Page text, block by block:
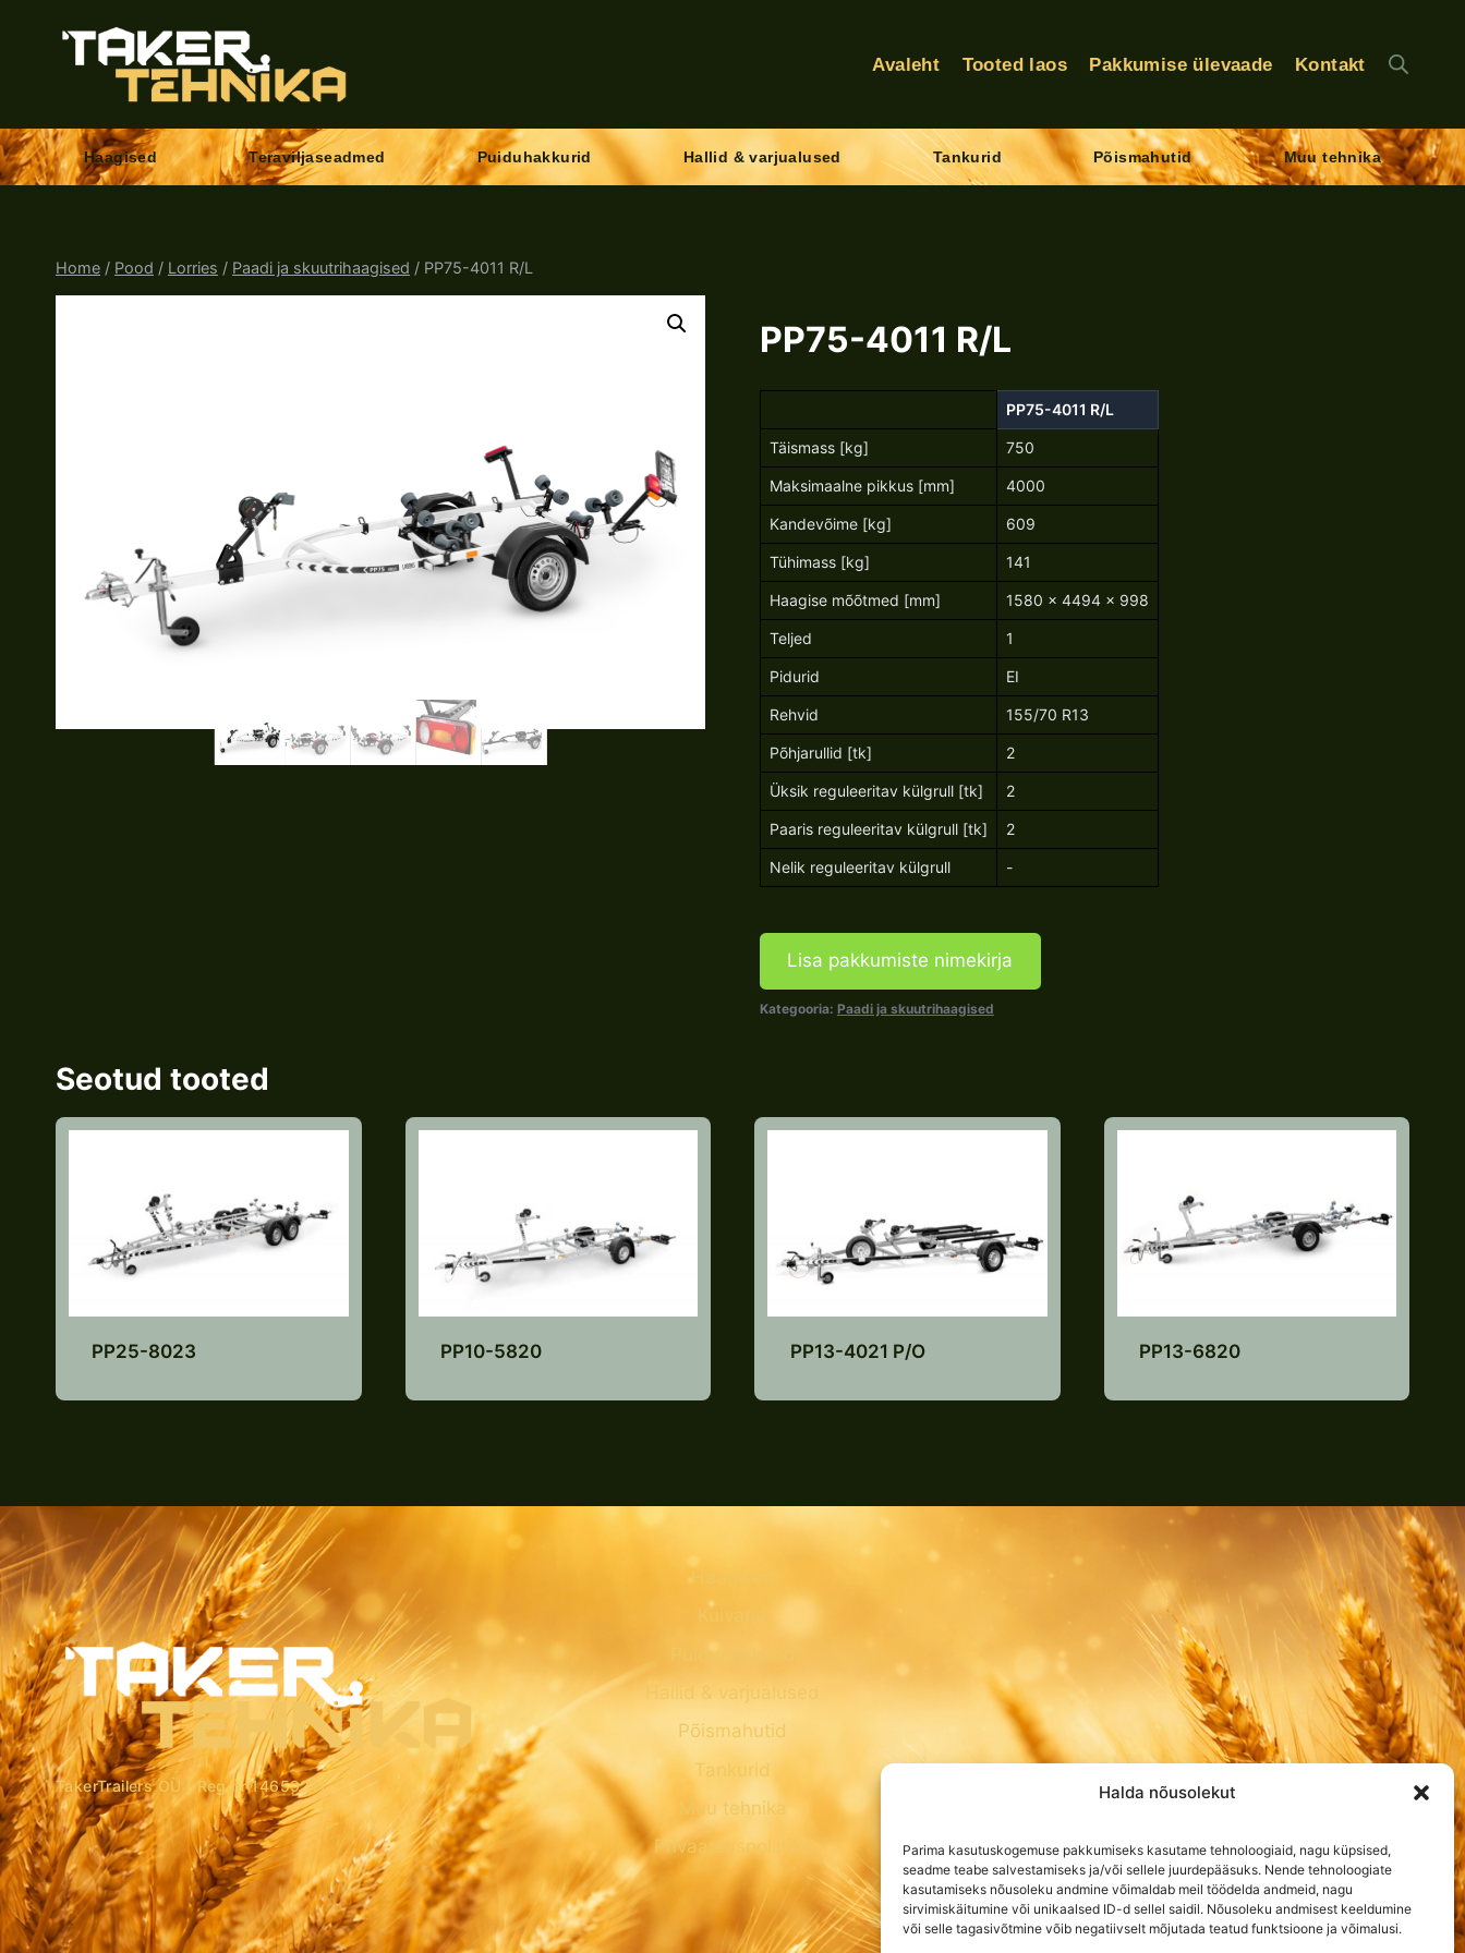
Halda nõusolekut
Parima kasutuskogemuse pakkumiseks kasutame tehnoloogiaid, nagu küpsised,
seadme teabe salvestamiseks ja/või sellele juurdepääsuks. Nende tehnoloogiate
kasutamiseks nõusoleku andmine võimaldab meil töödelda andmeid, nagu
sirvimiskäitumine või unikaalsed ID-d sellel saidil. Nõusoleku andmisest keeldumine
või selle tagasivõtmine võib negatiivselt mõjutada teatud funktsioone ja võimalusi.
Avaleht Tooted laos Pakkumise ülevaade Kontakt
Haagised Teraviljaseadmed Puiduhakkurid Hallid & varjualused Tankurid Põismahutid Muu tehnika
Home / Pood / Lorries / Paadi ja skuutrihaagised / PP75-4011 R/L
PP75-4011 R/L
PP75-4011 R/L
Täismass [kg] 750
Maksimaalne pikkus [mm] 4000
Kandevõime [kg] 609
Tühimass [kg] 141
Haagise mõõtmed [mm] 1580 x 4494 x 998
Teljed 1
Pidurid EI
Rehvid 155/70 R13
Põhjarullid [tk] 2
Üksik reguleeritav külgrull [tk] 2
Paaris reguleeritav külgrull [tk] 2
Nelik reguleeritav külgrull -
Lisa pakkumiste nimekirja
Kategooria: Paadi ja skuutrihaagised
Seotud tooted
PP25-8023
Lisa pakkumiste
PP10-5820
Lisa pakkumiste
PP13-4021 P/O
Lisa pakkumiste
PP13-6820
Lisa pakkumiste
TakerTrailers OÜ |Reg nr 14659211
Haagised
Kuivatid
Hallid & varjualused
Põismahutid
Tankurid
Muu tehnika
Privaatsuspoliitika